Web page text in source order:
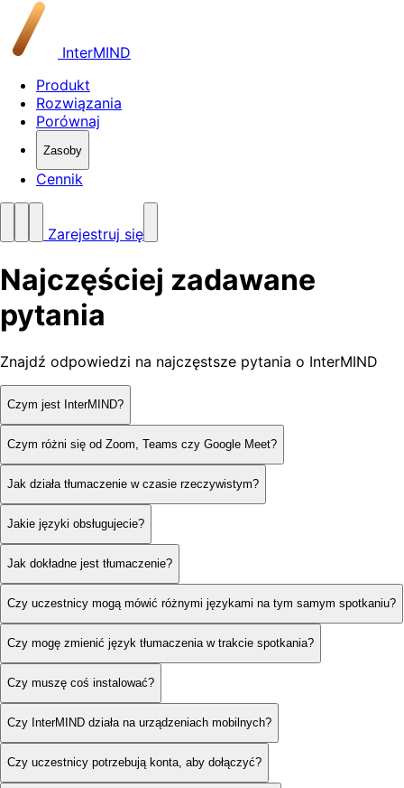
InterMIND
Produkt
Rozwiązania
Porównaj
Zasoby
Cennik
Zarejestruj się
Najczęściej zadawane
pytania
Znajdź odpowiedzi na najczęstsze pytania o InterMIND
Czym jest InterMIND?
Czym różni się od Zoom, Teams czy Google Meet?
Jak działa tłumaczenie w czasie rzeczywistym?
Jakie języki obsługujecie?
Jak dokładne jest tłumaczenie?
Czy uczestnicy mogą mówić różnymi językami na tym samym spotkaniu?
Czy mogę zmienić język tłumaczenia w trakcie spotkania?
Czy muszę coś instalować?
Czy InterMIND działa na urządzeniach mobilnych?
Czy uczestnicy potrzebują konta, aby dołączyć?